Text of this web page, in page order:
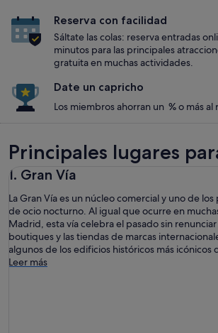
Reserva con facilidad
Sáltate las colas: reserva entradas
minutos para las principales
gratuita en muchas actividades.
Date un capricho
Los miembros ahorran un % o más al
Principales lugares
1. Gran Vía
La Gran Vía es un núcleo comercial y uno de
de ocio nocturno. Al igual que ocurre en
Madrid, esta vía celebra el pasado sin
boutiques y las tiendas de marcas
algunos de los edificios históricos más icónicos
Leer más